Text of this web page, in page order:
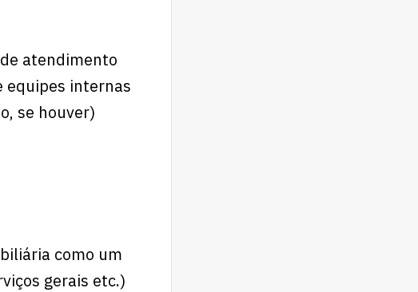
atendimento
equipes internas
se houver)
como um
gerais etc.)